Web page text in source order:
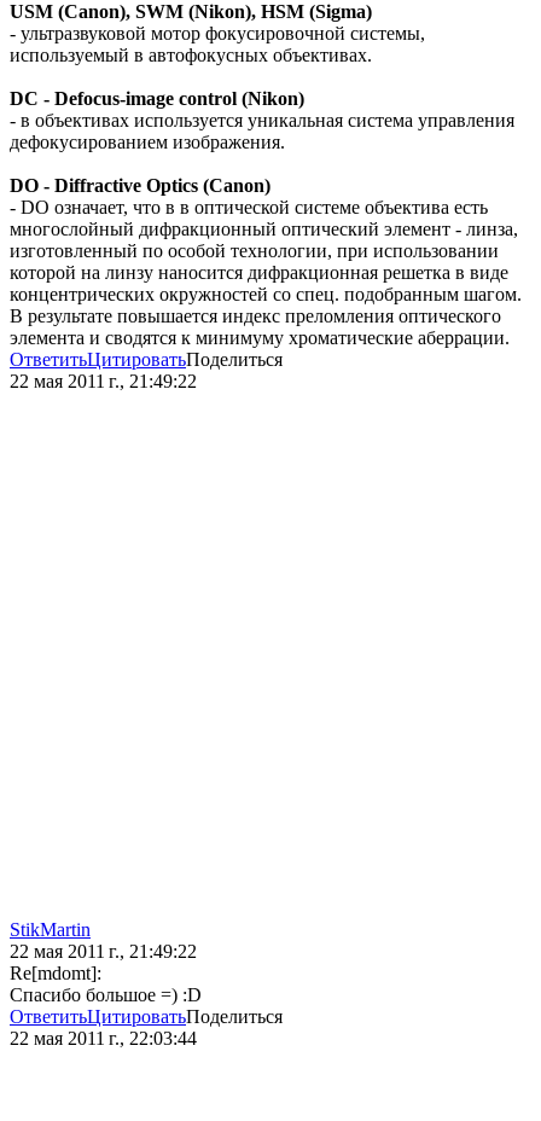
USM (Canon), SWM (Nikon), HSM (Sigma)
- ультразвуковой мотор фокусировочной системы,
используемый в автофокусных объективах.
DC - Defocus-image control (Nikon)
- в объективах используется уникальная система управления
дефокусированием изображения.
DO - Diffractive Optics (Canon)
- DO означает, что в в оптической системе объектива есть
многослойный дифракционный оптический элемент - линза,
изготовленный по особой технологии, при использовании
которой на линзу наносится дифракционная решетка в виде
концентрических окружностей со спец. подобранным шагом.
В результате повышается индекс преломления оптического
элемента и сводятся к минимуму хроматические аберрации.
ОтветитьЦитироватьПоделиться
22 мая 2011 г., 21:49:22
StikMartin
22 мая 2011 г., 21:49:22
Re[mdomt]:
Спасибо большое =) :D
ОтветитьЦитироватьПоделиться
22 мая 2011 г., 22:03:44